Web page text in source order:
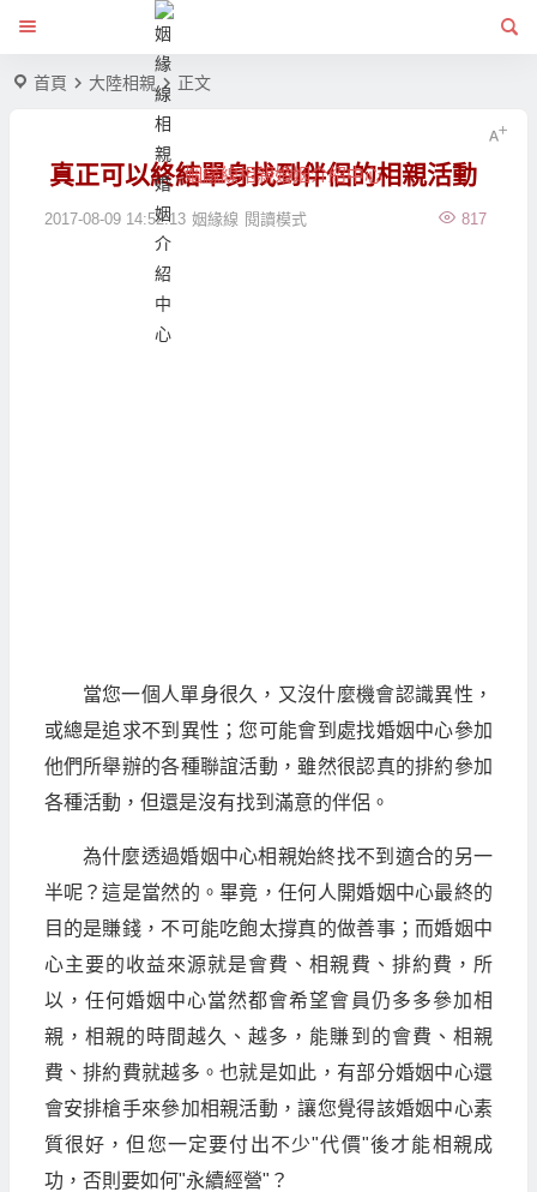
姻緣線相親婚姻介紹中心
首頁 大陸相親 正文
真正可以終結單身找到伴侶的相親活動
2017-08-09 14:52:13 姻緣線 817
閱讀模式
當您一個人單身很久，又沒什麼機會認識異性，
或總是追求不到異性；您可能會到處找婚姻中心參加
他們所舉辦的各種聯誼活動，雖然很認真的排約參加
各種活動，但還是沒有找到滿意的伴侶。
為什麼透過婚姻中心相親始終找不到適合的另一
半呢？這是當然的。畢竟，任何人開婚姻中心最終的
目的是賺錢，不可能吃飽太撐真的做善事；而婚姻中
心主要的收益來源就是會費、相親費、排約費，所
以，任何婚姻中心當然都會希望會員仍多多參加相
親，相親的時間越久、越多，能賺到的會費、相親
費、排約費就越多。也就是如此，有部分婚姻中心還
會安排槍手來參加相親活動，讓您覺得該婚姻中心素
質很好，但您一定要付出不少"代價"後才能相親成
功，否則要如何"永續經營"？